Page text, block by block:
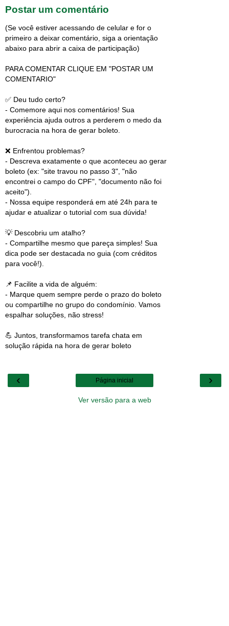
Postar um comentário
(Se você estiver acessando de celular e for o
primeiro a deixar comentário, siga a orientação
abaixo para abrir a caixa de participação)
PARA COMENTAR CLIQUE EM "POSTAR UM
COMENTARIO"
✅ Deu tudo certo?
- Comemore aqui nos comentários! Sua
experiência ajuda outros a perderem o medo da
burocracia na hora de gerar boleto.
❌ Enfrentou problemas?
- Descreva exatamente o que aconteceu ao gerar
boleto (ex: "site travou no passo 3", "não
encontrei o campo do CPF", "documento não foi
aceito").
- Nossa equipe responderá em até 24h para te
ajudar e atualizar o tutorial com sua dúvida!
💡 Descobriu um atalho?
- Compartilhe mesmo que pareça simples! Sua
dica pode ser destacada no guia (com créditos
para você!).
📌 Facilite a vida de alguém:
- Marque quem sempre perde o prazo do boleto
ou compartilhe no grupo do condomínio. Vamos
espalhar soluções, não stress!
💪 Juntos, transformamos tarefa chata em
solução rápida na hora de gerar boleto
‹ ›
Página inicial
Ver versão para a web